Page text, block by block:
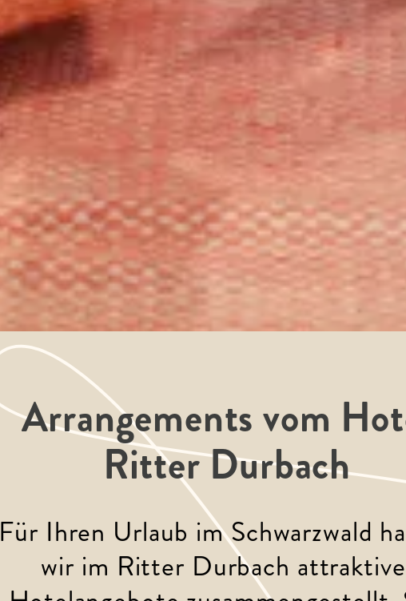
Arrangements vom
Ritter Durbach
Für Ihren Urlaub im Schwarzwald
wir im Ritter Durbach